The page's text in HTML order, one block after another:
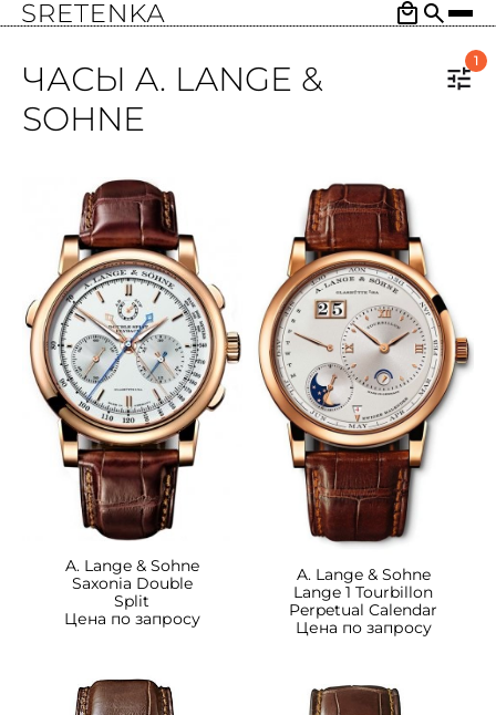
ЧАСЫ A. LANGE &
SOHNE
1
A. Lange & Sohne
Saxonia Double
Split
Цена по запросу
A. Lange & Sohne
Lange 1 Tourbillon
Perpetual Calendar
Цена по запросу